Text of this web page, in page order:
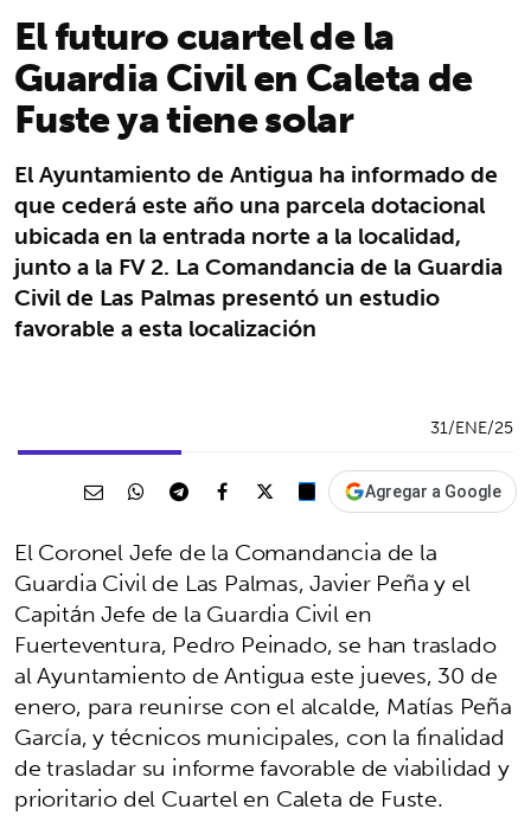
El futuro cuartel de la
Guardia Civil en Caleta de
Fuste ya tiene solar
El Ayuntamiento de Antigua ha informado de
que cederá este año una parcela dotacional
ubicada en la entrada norte a la localidad,
junto a la FV 2. La Comandancia de la Guardia
Civil de Las Palmas presentó un estudio
favorable a esta localización
31/ENE/25
Agregar a Google
El Coronel Jefe de la Comandancia de la
Guardia Civil de Las Palmas, Javier Peña y el
Capitán Jefe de la Guardia Civil en
Fuerteventura, Pedro Peinado, se han traslado
al Ayuntamiento de Antigua este jueves, 30 de
enero, para reunirse con el alcalde, Matías Peña
García, y técnicos municipales, con la finalidad
de trasladar su informe favorable de viabilidad y
prioritario del Cuartel en Caleta de Fuste.